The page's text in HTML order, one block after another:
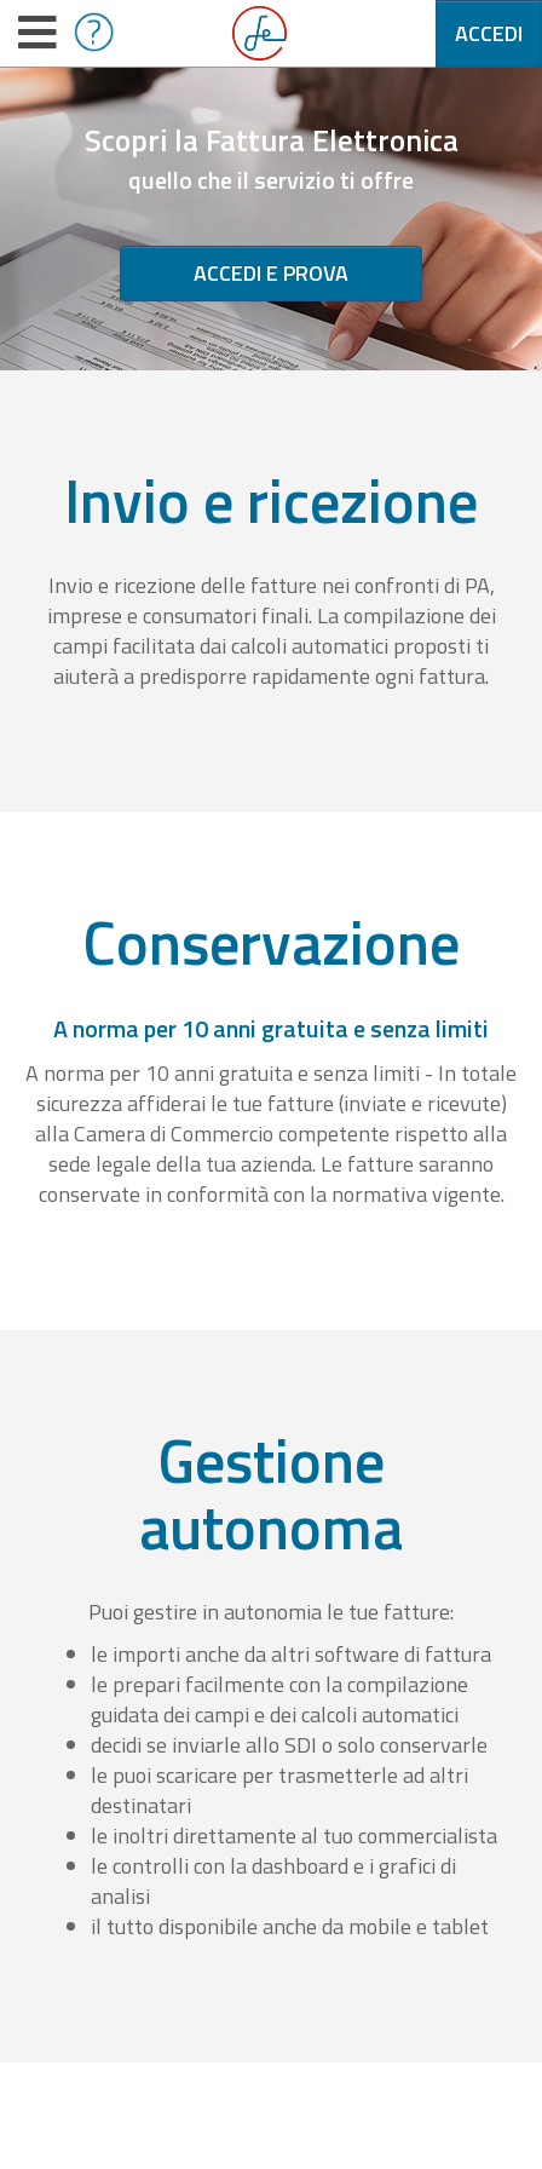
ACCEDI
Scopri la Fattura Elettronica
quello che il servizio ti offre
ACCEDI E PROVA
Invio e ricezione
Invio e ricezione delle fatture nei confronti di PA,
imprese e consumatori finali. La compilazione dei
campi facilitata dai calcoli automatici proposti ti
aiuterà a predisporre rapidamente ogni fattura.
Conservazione
A norma per 10 anni gratuita e senza limiti
A norma per 10 anni gratuita e senza limiti - In totale
sicurezza affiderai le tue fatture (inviate e ricevute)
alla Camera di Commercio competente rispetto alla
sede legale della tua azienda. Le fatture saranno
conservate in conformità con la normativa vigente.
Gestione
autonoma
Puoi gestire in autonomia le tue fatture:
le importi anche da altri software di fattura
le prepari facilmente con la compilazione
guidata dei campi e dei calcoli automatici
decidi se inviarle allo SDI o solo conservarle
le puoi scaricare per trasmetterle ad altri
destinatari
le inoltri direttamente al tuo commercialista
le controlli con la dashboard e i grafici di
analisi
il tutto disponibile anche da mobile e tablet